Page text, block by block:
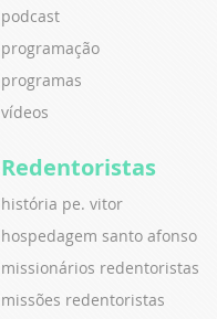
podcast
programação
programas
vídeos
Redentoristas
história pe. vitor
hospedagem santo afonso
missionários redentoristas
missões redentoristas